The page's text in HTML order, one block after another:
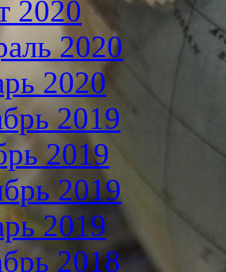
2020
2020
2020
2019
2019
2019
2019
2018